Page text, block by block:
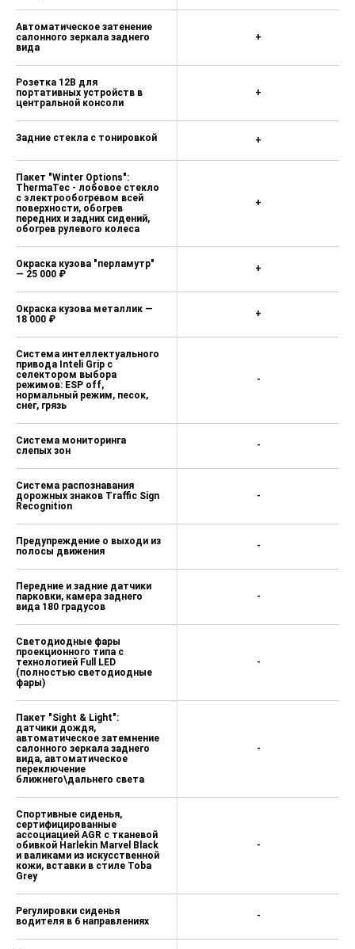
Автоматическое затенение
салонного зеркала заднего
вида
Розетка 12В для
портативных устройств в
центральной консоли
Задние стекла с тонировкой
Пакет "Winter Options":
ThermaTec - лобовое стекло
с электрообогревом всей
поверхности, обогрев
передних и задних сидений,
обогрев рулевого колеса
Окраска кузова "перламутр"
— 25 000 ₽
Окраска кузова металлик —
18 000 ₽
Система интеллектуального
привода Inteli Grip с
селектором выбора
режимов: ESP off,
нормальный режим, песок,
снег, грязь
Система мониторинга
слепых зон
Система распознавания
дорожных знаков Traffic Sign
Recognition
Предупреждение о выходи из
полосы движения
Передние и задние датчики
парковки, камера заднего
вида 180 градусов
Светодиодные фары
проекционного типа с
технологией Full LED
(полностью светодиодные
фары)
Пакет "Sight & Light":
датчики дождя,
автоматическое затемнение
салонного зеркала заднего
вида, автоматическое
переключение
ближнего\дальнего света
Спортивные сиденья,
сертифицированные
ассоциацией AGR с тканевой
обивкой Harlekin Marvel Black
и валиками из искусственной
кожи, вставки в стиле Toba
Grey
Регулировки сиденья
водителя в 6 направлениях
+
+
+
+
+
+
-
-
-
-
-
-
-
-
-